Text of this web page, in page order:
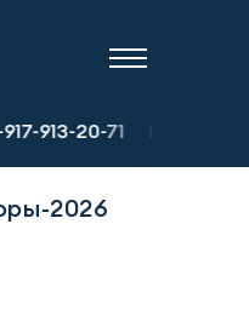
71 Предприятию
2026